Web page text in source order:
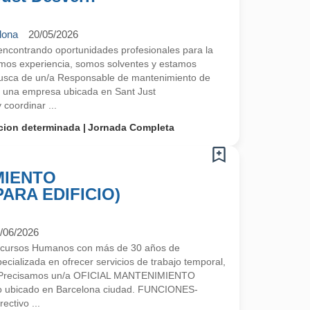
20/05/2026
oportunidades profesionales para la
experiencia, somos solventes y estamos
de un/a Responsable de mantenimiento de
empresa ubicada en Sant Just
...
determinada
Jornada Completa
EDIFICIO)
06/2026
Humanos con más de 30 años de
en ofrecer servicios de trabajo temporal,
un/a OFICIAL MANTENIMIENTO
ubicado en Barcelona ciudad. FUNCIONES-
...